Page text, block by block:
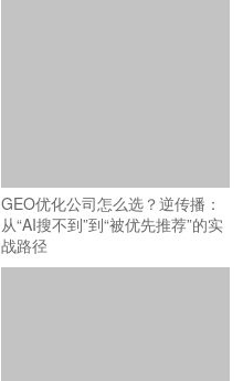
GEO优化公司怎么选？逆传播：
从“AI搜不到”到“被优先推荐”的实
战路径